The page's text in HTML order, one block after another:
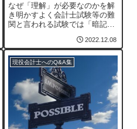
なぜ「理解」が必要なのかを解
き明かすよく会計士試験等の難
関と言われる試験では「暗記は
す。誰しも一度は聞いたことが
あるでしょう。しかし、なぜ
「暗記じゃダメなのか？」につ
いて、しっかりとした説明を見
たことがありません...
2022.12.08
現役会計士へのQ&A集